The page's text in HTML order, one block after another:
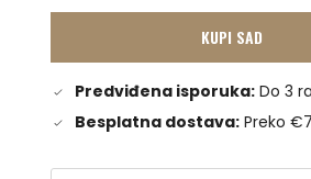
KUPI SAD
Predviđena isporuka: Do 3
Besplatna dostava: Preko